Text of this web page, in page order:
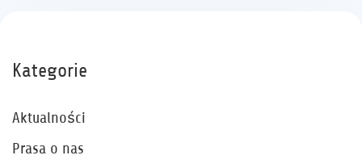
Kategorie
Aktualności
Prasa o nas